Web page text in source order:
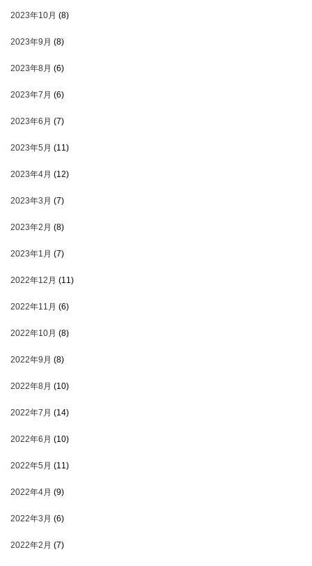
2023年10月 (8)
2023年9月 (8)
2023年8月 (6)
2023年7月 (6)
2023年6月 (7)
2023年5月 (11)
2023年4月 (12)
2023年3月 (7)
2023年2月 (8)
2023年1月 (7)
2022年12月 (11)
2022年11月 (6)
2022年10月 (8)
2022年9月 (8)
2022年8月 (10)
2022年7月 (14)
2022年6月 (10)
2022年5月 (11)
2022年4月 (9)
2022年3月 (6)
2022年2月 (7)